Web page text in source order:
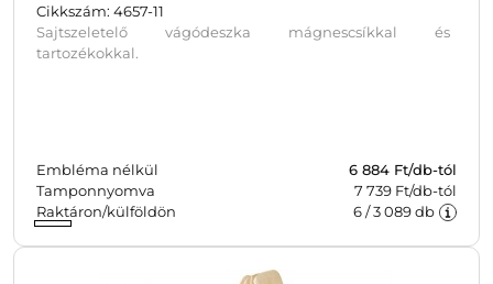
Cikkszám: 4657-11
Sajtszeletelő vágódeszka mágnescsíkkal és
tartozékokkal.
Embléma nélkül 6 884 Ft/db-tól
Tamponnyomva
7 739 Ft/db-tól
Raktáron/külföldön
6/3 089db